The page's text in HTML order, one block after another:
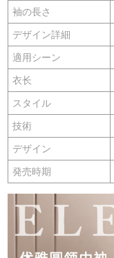
袖の長さ
デザイン詳細
適用シーン
衣长
スタイル
技術
デザイン
発売時期